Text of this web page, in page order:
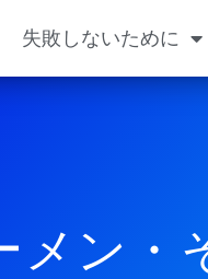
失敗しないために
メン・